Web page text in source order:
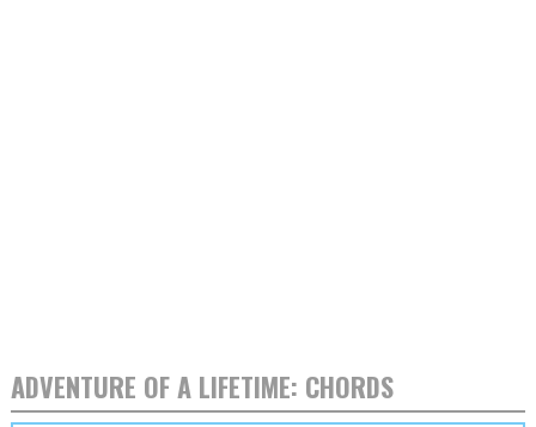
ADVENTURE OF A LIFETIME: CHORDS